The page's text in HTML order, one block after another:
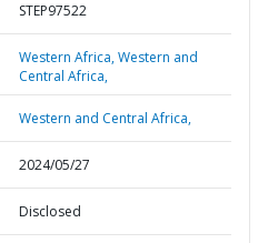
STEP97522
Western Africa,Western and
Central Africa,
Western and Central Africa,
2024/05/27
Disclosed